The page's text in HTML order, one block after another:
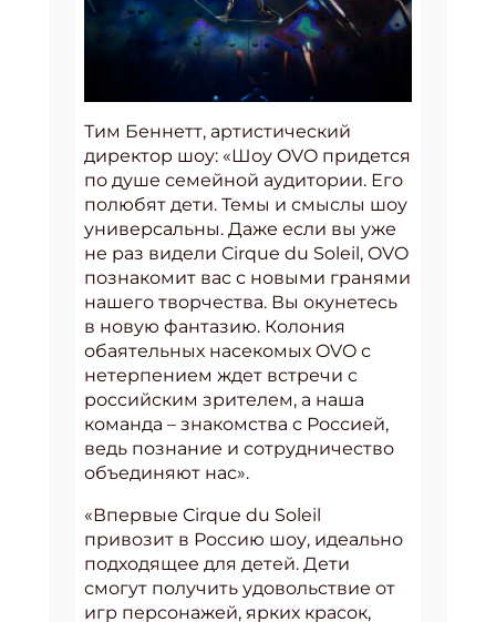
Тим Беннетт, артистический
директор шоу: «Шоу OVO придется
по душе семейной аудитории. Его
полюбят дети. Темы и смыслы шоу
универсальны. Даже если вы уже
не раз видели Cirque du Soleil, OVO
познакомит вас с новыми гранями
нашего творчества. Вы окунетесь
в новую фантазию. Колония
обаятельных насекомых OVO с
нетерпением ждет встречи с
российским зрителем, а наша
команда – знакомства с Россией,
ведь познание и сотрудничество
объединяют нас».
«Впервые Cirque du Soleil
привозит в Россию шоу, идеально
подходящее для детей. Дети
смогут получить удовольствие от
игр персонажей, ярких красок,